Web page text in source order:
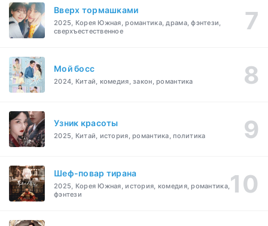
Вверх тормашками
2025, Корея Южная, романтика, драма, фэнтези,
сверхъестественное
Мой босс
2024, Китай, комедия, закон, романтика
Узник красоты
2025, Китай, история, романтика, политика
Шеф-повар тирана
2025, Корея Южная, история, комедия, романтика,
фэнтези